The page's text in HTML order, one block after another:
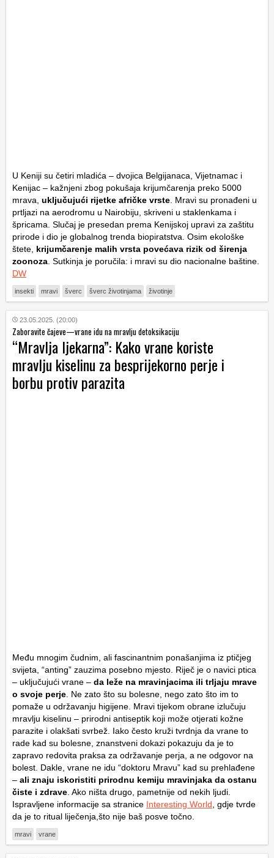
U Keniji su četiri mladića – dvojica Belgijanaca, Vijetnamac i
Kenijac – kažnjeni zbog pokušaja krijumčarenja preko 5000
mrava, uključujući rijetke afričke vrste . Mravi su pronađeni u
prtljazi na aerodromu u Nairobiju, skriveni u staklenkama i
špricama. Slučaj je presedan prema Kenijskoj upravi za zaštitu
prirode i dio je globalnog trenda biopiratstva. Osim ekološke
štete, krijumčarenje malih vrsta povećava rizik od širenja
zoonoza . Sutkinja je poručila: i mravi su dio nacionalne baštine.
DW
insekti mravi šverc šverc životinjama životinje
23.05.2025. (20:00)
Zaboravite čajeve—vrane idu na mravlju detoksikaciju
“Mravlja ljekarna”: Kako vrane koriste
mravlju kiselinu za besprijekorno perje i
borbu protiv parazita
Među mnogim čudnim, ali fascinantnim ponašanjima iz ptičjeg
svijeta, “anting” zauzima posebno mjesto. Riječ je o navici ptica
– uključujući vrane – da leže na mravinjacima ili trljaju mrave
o svoje perje . Ne zato što su bolesne, nego zato što im to
pomaže u održavanju higijene. Mravi tijekom obrane izlučuju
mravlju kiselinu – prirodni antiseptik koji može otjerati kožne
parazite i olakšati svrbež. Iako često kruži tvrdnja da vrane to
rade kad su bolesne, znanstveni dokazi pokazuju da je to
zapravo redovita praksa za održavanje perja, a ne odgovor na
bolest. Dakle, vrane ne idu “doktoru Mravu” kad su prehlađene
– ali znaju iskoristiti prirodnu kemiju mravinjaka da ostanu
čiste i zdrave . Ako ništa drugo, pametnije od nekih ljudi.
Ispravljene informacije sa stranice Interesting World , gdje tvrde
da je to ritual liječenja,što nije baš posve točno.
mravi vrane